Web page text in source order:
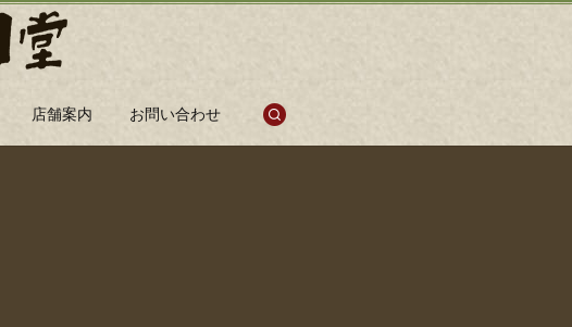
店舗案内 お問い合わせ